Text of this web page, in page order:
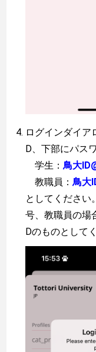
ログインダイア
D、下部にパス
学生：鳥大
教職員：鳥大
としてください
号、教職員の場
Dのものとして